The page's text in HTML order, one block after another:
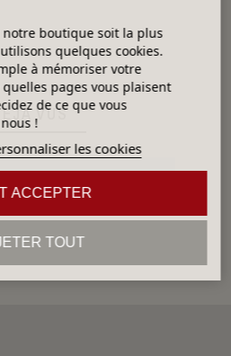
VUS
boutique soit la plus
quelques cookies.
à mémoriser votre
pages vous plaisent
de ce que vous
!
les cookies
TOUT
ACCEPTER